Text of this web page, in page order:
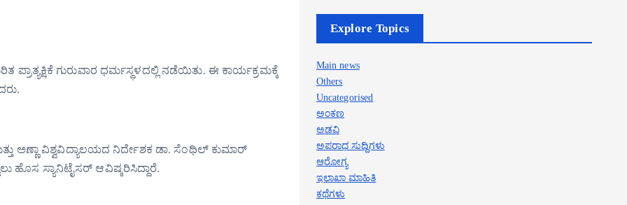
ಗುರುವಾರ ಧರ್ಮಸ್ಥಳದಲ್ಲಿ ನಡೆಯಿತು. ಈ ಕಾರ್ಯಕ್ರಮಕ್ಕೆ
ಅಣ್ಣಾ ವಿಶ್ವವಿದ್ಯಾಲಯದ ನಿರ್ದೇಶಕ ಡಾ. ಸೆಂಥಿಲ್ ಕುಮಾರ್
ಹೊಸ ಸ್ಯಾನಿಟೈಸರ್ ಆವಿಷ್ಕರಿಸಿದ್ದಾರೆ.
Explore Topics
Main news
Others
Uncategorised
ಅಂಕಣ
ಅಡವಿ
ಅಪರಾಧ ಸುದ್ದಿಗಳು
ಆರೋಗ್ಯ
ಇಲಾಖಾ ಮಾಹಿತಿ
ಕಥೆಗಳು